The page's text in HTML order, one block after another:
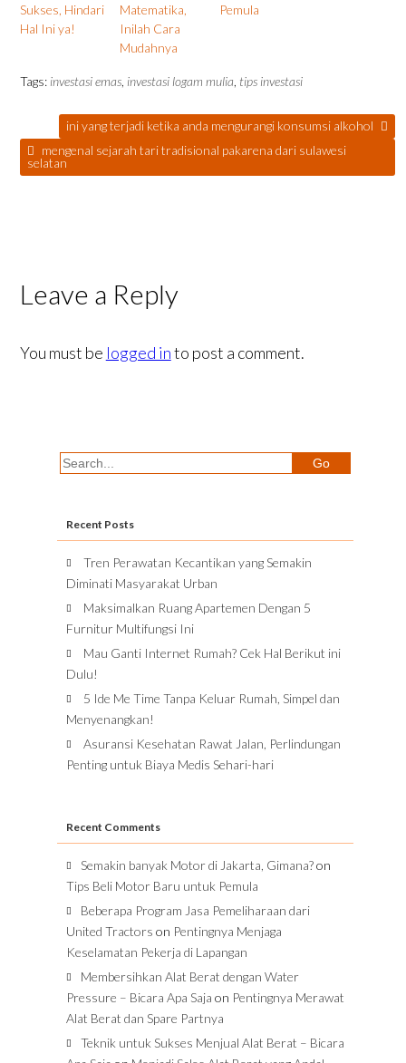
Sukses, Hindari
Hal Ini ya!
Matematika,
Inilah Cara
Mudahnya
Pemula
Tags: investasi emas, investasi logam mulia, tips investasi
ini yang terjadi ketika anda mengurangi konsumsi alkohol
mengenal sejarah tari tradisional pakarena dari sulawesi
selatan
Leave a Reply
You must be logged into post a comment.
Recent Posts
Tren Perawatan Kecantikan yang Semakin
Diminati Masyarakat Urban
Maksimalkan Ruang Apartemen Dengan 5
Furnitur Multifungsi Ini
Mau Ganti Internet Rumah? Cek Hal Berikut ini
Dulu!
5 Ide Me Time Tanpa Keluar Rumah, Simpel dan
Menyenangkan!
Asuransi Kesehatan Rawat Jalan, Perlindungan
Penting untuk Biaya Medis Sehari-hari
Recent Comments
Semakin banyak Motor di Jakarta, Gimana?on
Tips Beli Motor Baru untuk Pemula
Beberapa Program Jasa Pemeliharaan dari
United Tractors on Pentingnya Menjaga
Keselamatan Pekerja di Lapangan
Membersihkan Alat Berat dengan Water
Pressure – Bicara Apa Saja on Pentingnya Merawat
Alat Berat dan Spare Partnya
Teknik untuk Sukses Menjual Alat Berat – Bicara